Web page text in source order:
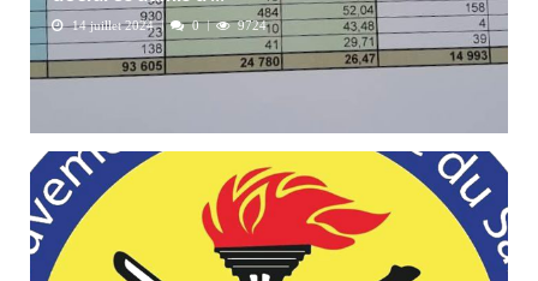
14 juillet 2024 0 9724